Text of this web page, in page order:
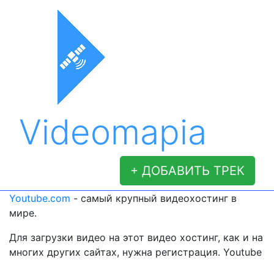
Videomapia
+ ДОБАВИТЬ ТРЕК
Youtube.com - самый крупный видеохостинг в
мире.
Для загрузки видео на этот видео хостинг, как и на
многих других сайтах, нужна регистрация. Youtube